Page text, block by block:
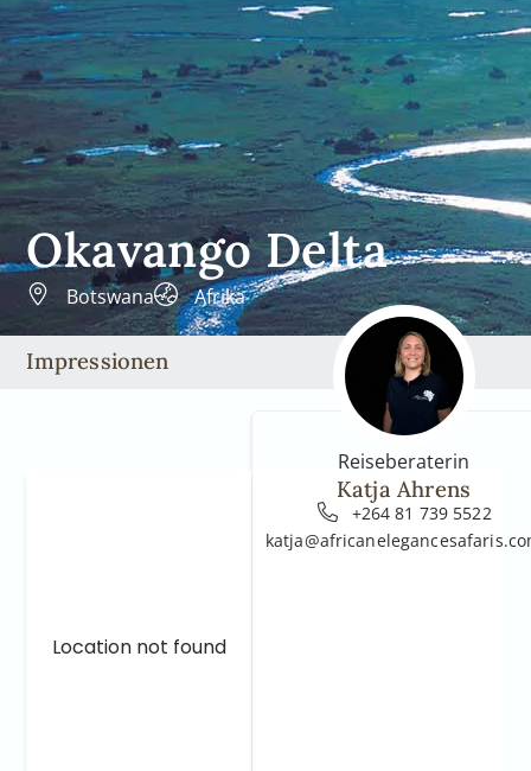
Okavango Delta
Botswana Afrika
Impressionen
Reiseberaterin
Katja Ahrens
+264 81 739 5522
Location not found